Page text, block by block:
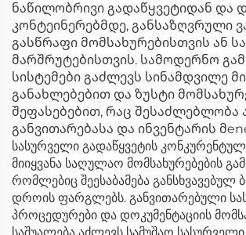
ნაწილობრივი გადაწყვეტიდან და
კონტეინერებმდე, განსაზღვრული
გასწრაფი მომსახურებისთვის ან
მარშრუტებისთვის. სამოდერნო
სისტემები გაძლევს სინამდვილე
განახლებებით და ზუსტი
შეფასებებით, რაც შესაძლებლობა
განვითარებასა და ინვენტარის
სასურველი გადაწყვეტის
მიიყვანა საღულაო მომსახურებების
რომლებიც შეესაბამება განსხვავებულ
დროის ფარგლებს. განვითარებული
პროცედურები და დოკუმენტაციის